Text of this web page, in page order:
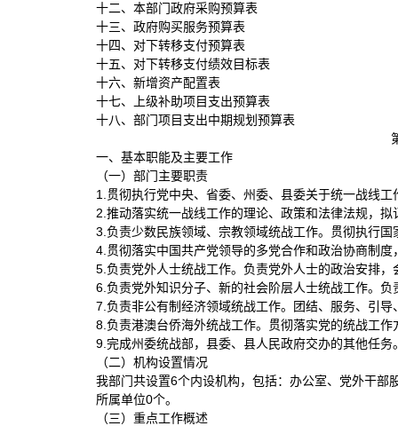
十二、本部门政府采购预算表
十三、政府购买服务预算表
十四、对下转移支付预算表
十五、对下转移支付绩效目标表
十六、新增资产配置表
十七、上级补助项目支出预算表
十八、部门项目支出中期规划预算表
一、基本职能及主要工作
（一）部门主要职责
1.贯彻执行党中央、省委、州委、县委关于统一战线
2.推动落实统一战线工作的理论、政策和法律法规，
3.负责少数民族领域、宗教领域统战工作。贯彻执行
4.贯彻落实中国共产党领导的多党合作和政治协商制度
5.负责党外人士统战工作。负责党外人士的政治安排
6.负责党外知识分子、新的社会阶层人士统战工作。
7.负责非公有制经济领域统战工作。团结、服务、引
8.负责港澳台侨海外统战工作。贯彻落实党的统战工
9.完成州委统战部，县委、县人民政府交办的其他任务
（二）机构设置情况
我部门共设置6个内设机构，包括：办公室、党外干
所属单位0个。
（三）重点工作概述